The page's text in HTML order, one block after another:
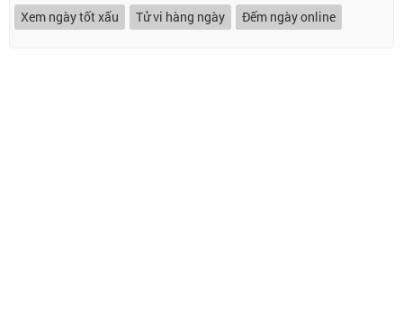
Xem ngày tốt xấu
Tử vi hàng ngày Đếm ngày online